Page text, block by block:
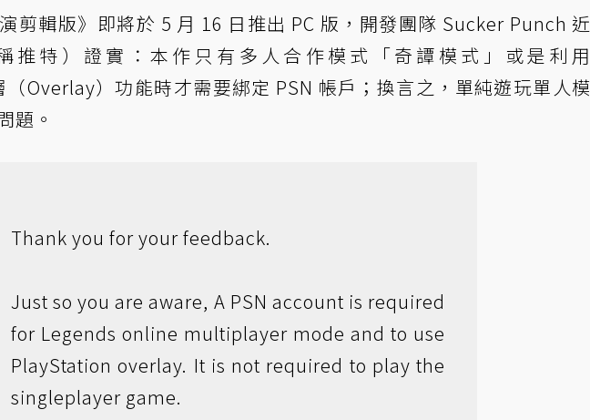
剪輯版》即將於 5 月 16 日推出 PC 版，開發團隊 Sucker Punch 近
推特）證實：本作只有多人合作模式「奇譚模式」或是利用
Overlay）功能時才需要綁定 PSN 帳戶；換言之，單純遊玩單人模
題。
Thank you for your feedback.
Just so you are aware, A PSN account is required
for Legends online multiplayer mode and to use
PlayStation overlay. It is not required to play the
singleplayer game.